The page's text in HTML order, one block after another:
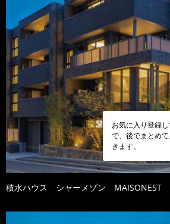
お気に入り登録
で、後でまとめ
きます。
積水ハウス シャーメゾン MAISONEST